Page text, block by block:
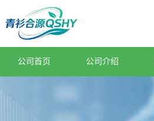
公司首页 公司介绍